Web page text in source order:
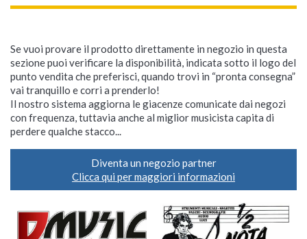
Se vuoi provare il prodotto direttamente in negozio in questa
sezione puoi verificare la disponibilità, indicata sotto il logo del
punto vendita che preferisci, quando trovi in “pronta consegna”
vai tranquillo e corri a prenderlo!
Il nostro sistema aggiorna le giacenze comunicate dai negozi
con frequenza, tuttavia anche al miglior musicista capita di
perdere qualche stacco...
Diventa un negozio partner
Clicca qui per maggiori informazioni